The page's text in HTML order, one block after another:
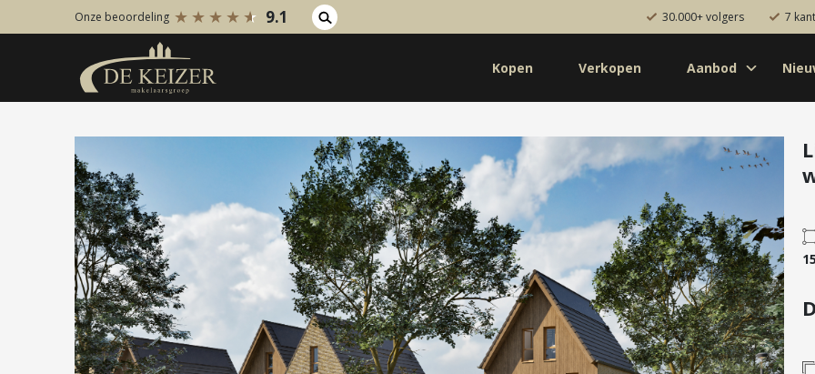
Koopaanbod
Bestaande bouw
Internationaal
Nieuwbouw
Bedrijfsaanbod
Huuraanbod
Bestaande bouw
Internationaal
Nieuwbouw
Bedrijfsaanbod
Diensten
Kopen
Verkopen
Huren
Verhuren
Taxeren
Verzekeren
Onze beoordeling 9.1 30.000+ volgers 7
Kopen Verkopen Aanbod